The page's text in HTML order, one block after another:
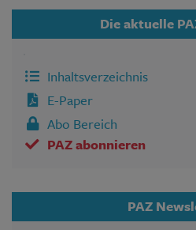
Die aktuelle
Inhaltsverzeichnis
E-Paper
Abo Bereich
PAZ abonnieren
PAZ